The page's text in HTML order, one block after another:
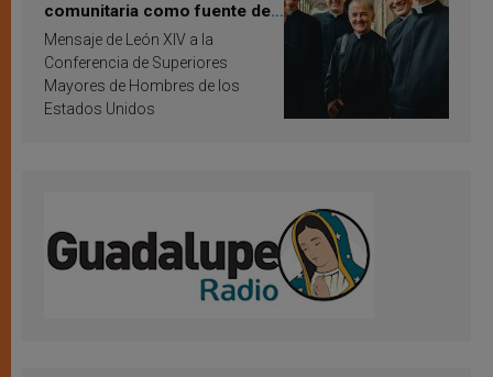
comunitaria como fuente de
inspiración y santificación
Mensaje de León XIV a la
Conferencia de Superiores
Mayores de Hombres de los
Estados Unidos